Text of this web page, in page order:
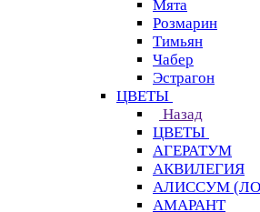
Мята
Розмарин
Тимьян
Чабер
Эстрагон
ЦВЕТЫ
Назад
ЦВЕТЫ
АГЕРАТУМ
АКВИЛЕГИЯ
АЛИССУМ
АМАРАНТ